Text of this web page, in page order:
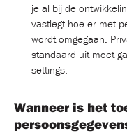
je al bij de
vastlegt hoe er met
wordt omgegaan.
standaard uit moet
settings.
Wanneer is het